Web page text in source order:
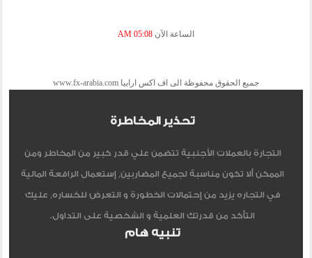
الساعة الآن 05:08 AM
جميع الحقوق محفوظة الى اف اكس ارابيا www.fx-arabia.com
تحذير المخاطرة
التجارة بالعملات الأجنبية تتضمن علي قدر كبير من المخاطر ومن
الممكن ألا تكون مناسبة لجميع المضاربين, إستعمال الرافعة المالية
في التجاره يزيد من إحتمالات الخطورة و التعرض للخساره, عليك
التأكد من قدرتك العلمية و الشخصية على التداول.
تنبيه هام